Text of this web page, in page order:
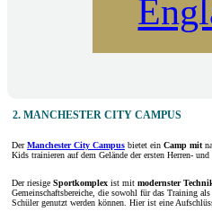
2. MANCHESTER CITY CAMPUS
DerManchester City Campus bietet ein Camp mit
Kids trainieren auf dem Gelände der ersten Herren- und
Der riesige Sportkomplex ist mit modernster
Gemeinschaftsbereiche, die sowohl für das Training
Schüler genutzt werden können. Hier ist eine